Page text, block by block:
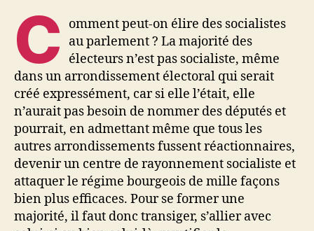
C
omment peut-on élire des socialistes
au parlement ? La majorité des
électeurs n’est pas socialiste, même
dans un arrondissement électoral qui serait
créé expressément, car si elle l’était, elle
n’aurait pas besoin de nommer des députés et
pourrait, en admettant même que tous les
autres arrondissements fussent réactionnaires,
devenir un centre de rayonnement socialiste et
attaquer le régime bourgeois de mille façons
bien plus efficaces. Pour se former une
majorité, il faut donc transiger, s’allier avec